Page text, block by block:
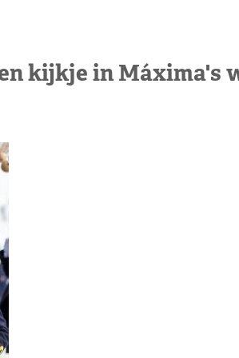
kijkje in Máxima's